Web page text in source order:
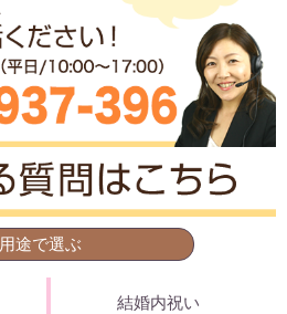
用途で選ぶ
結婚内祝い